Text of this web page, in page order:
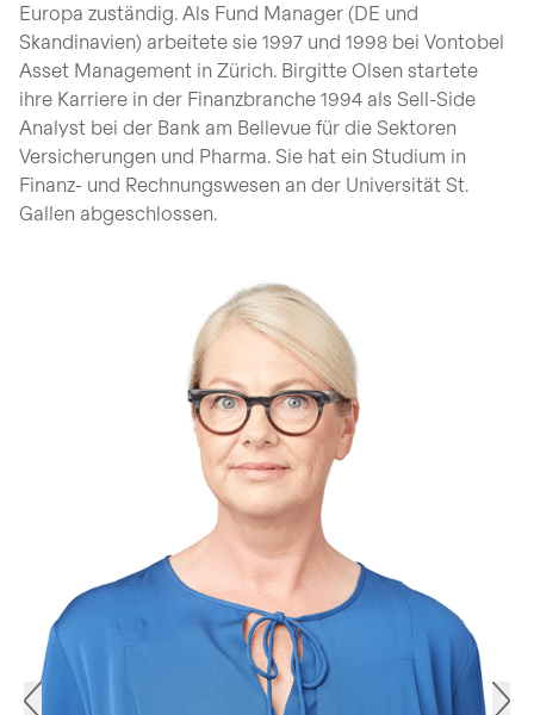
Europa zuständig. Als Fund Manager (DE und
Skandinavien) arbeitete sie 1997 und 1998 bei Vontobel
Asset Management in Zürich. Birgitte Olsen startete
ihre Karriere in der Finanzbranche 1994 als Sell-Side
Analyst bei der Bank am Bellevue für die Sektoren
Versicherungen und Pharma. Sie hat ein Studium in
Finanz- und Rechnungswesen an der Universität St.
Gallen abgeschlossen.